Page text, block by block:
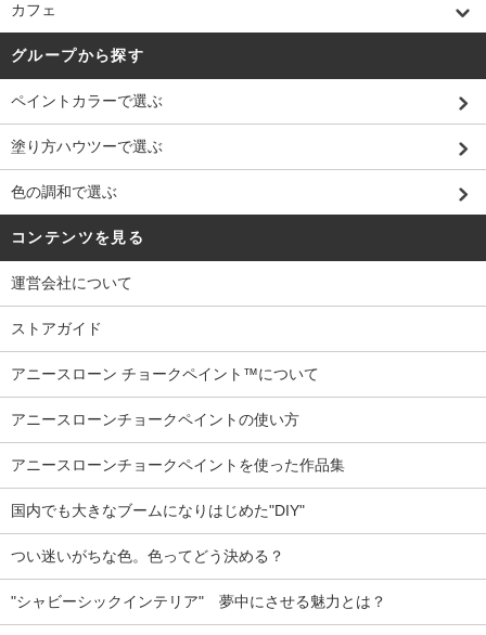
カフェ
グループから探す
ペイントカラーで選ぶ
塗り方ハウツーで選ぶ
色の調和で選ぶ
コンテンツを見る
運営会社について
ストアガイド
アニースローン チョークペイント™について
アニースローンチョークペイントの使い方
アニースローンチョークペイントを使った作品集
国内でも大きなブームになりはじめた"DIY"
つい迷いがちな色。色ってどう決める？
"シャビーシックインテリア" 夢中にさせる魅力とは？